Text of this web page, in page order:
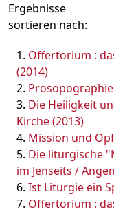
Ergebnisse
sortieren nach:
Offertorium :
(2014)
Die Heiligkeit
Kirche (2013)
Mission und
Die liturgische
im Jenseits /
Ist Liturgie ein
Offertorium :